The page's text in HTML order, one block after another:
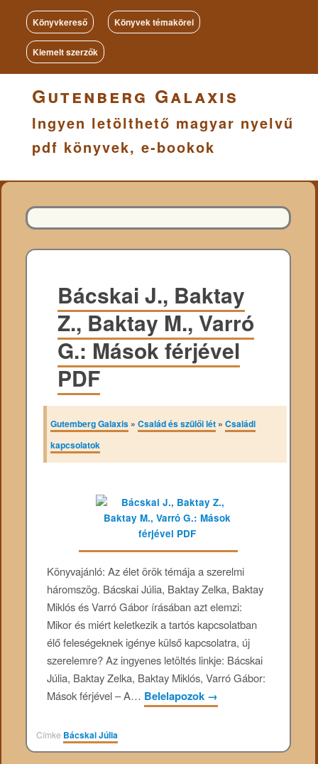
Könyvkereső Könyvek témakörei
Kiemelt szerzők
Gutenberg Galaxis
Ingyen letölthető magyar nyelvű
pdf könyvek, e-bookok
Bácskai J., Baktay
Z., Baktay M., Varró
G.: Mások férjével
PDF
Gutemberg Galaxis »Család és szülői lét »Családi
kapcsolatok
Könyvajánló: Az élet örök témája a szerelmi
háromszög. Bácskai Júlia, Baktay Zelka, Baktay
Miklós és Varró Gábor írásában azt elemzi:
Mikor és miért keletkezik a tartós kapcsolatban
élő feleségeknek igénye külső kapcsolatra, új
szerelemre? Az ingyenes letöltés linkje: Bácskai
Júlia, Baktay Zelka, Baktay Miklós, Varró Gábor:
Mások férjével – A… Belelapozok →
Címke Bácskai Júlia